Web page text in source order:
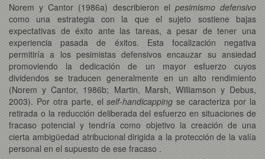
Norem y Cantor (1986a) describieron el pesimismo defensivo
como una estrategia con la que el sujeto sostiene bajas
expectativas de éxito ante las tareas, a pesar de tener una
experiencia pasada de éxitos. Esta focalización negativa
permitiría a los pesimistas defensivos encauzar su ansiedad
promoviendo la dedicación de un mayor esfuerzo cuyos
dividendos se traducen generalmente en un alto rendimiento
(Norem y Cantor, 1986b; Martin, Marsh, Williamson y Debus,
2003). Por otra parte, elself-handicapping se caracteriza por la
retirada o la reducción deliberada del esfuerzo en situaciones de
fracaso potencial y tendría como objetivo la creación de una
cierta ambigüedad atribucional dirigida a la protección de la valía
personal en el supuesto de ese fracaso .